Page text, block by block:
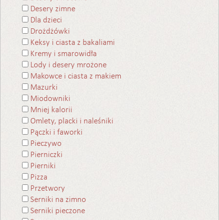
Desery zimne
Dla dzieci
Drożdżówki
Keksy i ciasta z bakaliami
Kremy i smarowidła
Lody i desery mrożone
Makowce i ciasta z makiem
Mazurki
Miodowniki
Mniej kalorii
Omlety, placki i naleśniki
Pączki i faworki
Pieczywo
Pierniczki
Pierniki
Pizza
Przetwory
Serniki na zimno
Serniki pieczone